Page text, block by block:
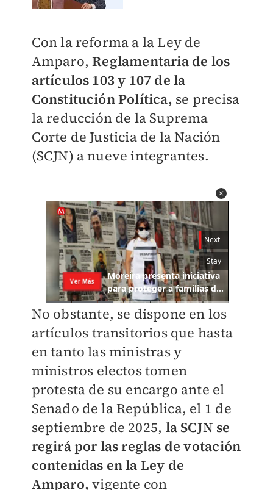
Con la reforma a la Ley de
Amparo,Reglamentaria de los
artículos 103 y 107 de la
Constitución Política, se precisa
la reducción de la Suprema
Corte de Justicia de la Nación
(SCJN) a nueve integrantes.
No obstante, se dispone en los
artículos transitorios que hasta
en tanto las ministras y
ministros electos tomen
protesta de su encargo ante el
Senado de la República, el 1 de
septiembre de 2025, la SCJN se
regirá por las reglas de votación
contenidas en la Ley de
Amparo,vigente con